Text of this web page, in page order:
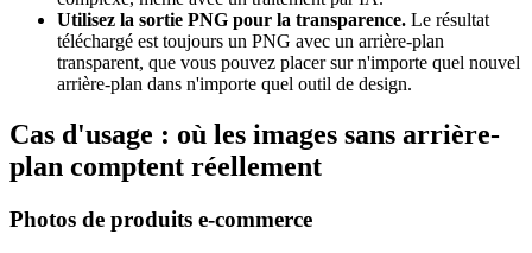
Utilisez la sortie PNG pour la transparence. Le résultat
téléchargé est toujours un PNG avec un arrière-plan
transparent, que vous pouvez placer sur n'importe quel nouvel
arrière-plan dans n'importe quel outil de design.
Cas d'usage : où les images sans arrière-
plan comptent réellement
Photos de produits e-commerce